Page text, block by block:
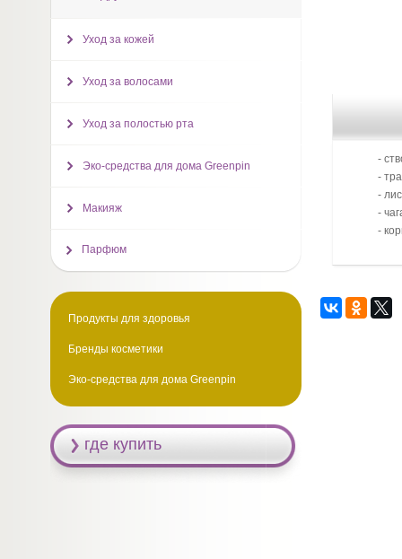
-
-
-
-
-
Уход за кожей
Уход за волосами
Уход за полостью рта
Эко-средства для дома Greenpin
Макияж
Парфюм
Продукты для здоровья
Бренды косметики
Эко-средства для дома Greenpin
где купить